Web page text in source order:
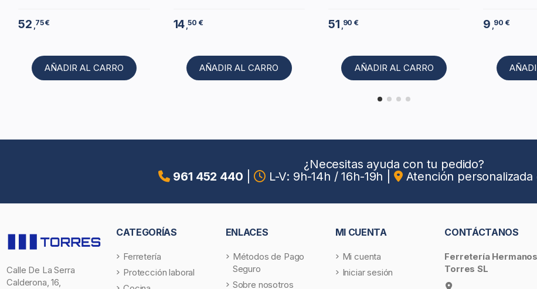
52 75 €
AÑADIR AL CARRO
14 ,50 €
AÑADIR AL CARRO
51 90 €
AÑADIR AL CARRO
9 ,90 €
¿Necesitas ayuda con tu pedido?
961 452 440
L-V: 9h-14h / 16h-19h Atención personalizada
Calle De La Serra
Calderona, 16,
CATEGORÍAS
Ferretería
Protección laboral
ENLACES
Métodos de Pago
Seguro
Sobre nosotros
MI CUENTA
Mi cuenta
Iniciar sesión
CONTÁCTANOS
Ferretería Hermanos
Torres SL